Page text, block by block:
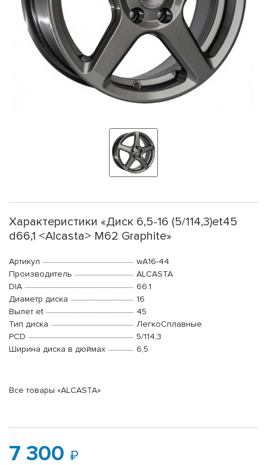
Характеристики «Диск 6,5-16 (5/114,3)et45
d66,1 <Alcasta> M62 Graphite»
Артикул
wA16-44
Производитель
ALCASTA
DIA
66.1
Диаметр диска
16
Вылет et
45
Тип диска
ЛегкоСплавные
PCD
5/114,3
Ширина диска в дюймах
6,5
Все товары «ALCASTA»
7 300